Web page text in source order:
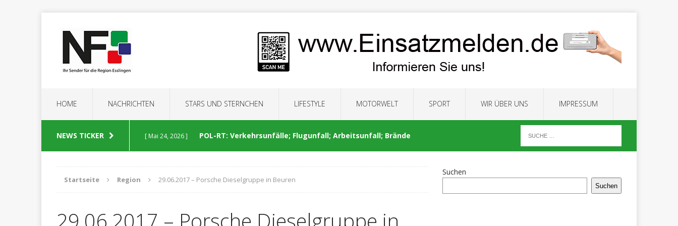
HOME NACHRICHTEN STARS UND STERNCHEN LIFESTYLE MOTORWELT SPORT WIR ÜBER UNS IMPRESSUM
NEWS TICKER [ Mai 24, 2026 ] POL-RT: Verkehrsunfälle; Flugunfall; Arbeitsunfall; Brände
POLIZEIBERICHTE
Startseite Region 29.06.2017 – Porsche Dieselgruppe in Beuren
Suchen
Suchen